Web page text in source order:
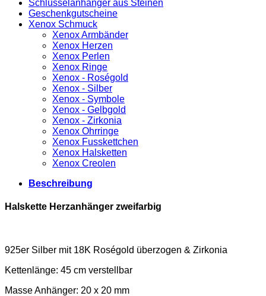
Schlüsselanhänger aus Steinen
Geschenkgutscheine
Xenox Schmuck
Xenox Armbänder
Xenox Herzen
Xenox Perlen
Xenox Ringe
Xenox - Roségold
Xenox - Silber
Xenox - Symbole
Xenox - Gelbgold
Xenox - Zirkonia
Xenox Ohrringe
Xenox Fusskettchen
Xenox Halsketten
Xenox Creolen
Beschreibung
Halskette Herzanhänger zweifarbig
925er Silber mit 18K Roségold überzogen & Zirkonia
Kettenlänge: 45 cm verstellbar
Masse Anhänger: 20 x 20 mm